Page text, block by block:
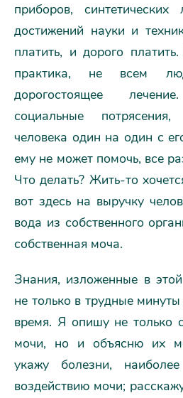
приборов,
достижений науки и
платить, и дорого
практика, не всем
дорогостоящее
социальные
человека один на один с
ему не может помочь, все
Что делать? Жить-то
вот здесь на выручку
вода из собственного
собственная моча.
Знания, изложенные в
не только в трудные
время. Я опишу не только
мочи, но и объясню их
укажу болезни,
воздействию мочи;